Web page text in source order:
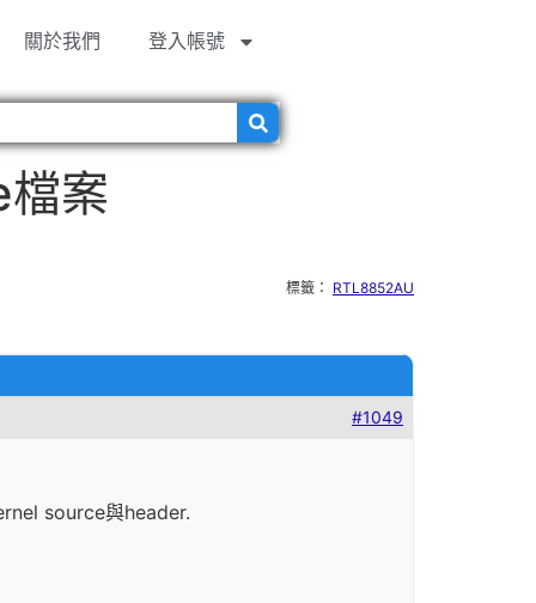
關於我們 登入帳號
案
標籤： RTL8852AU
#1049
source與header.